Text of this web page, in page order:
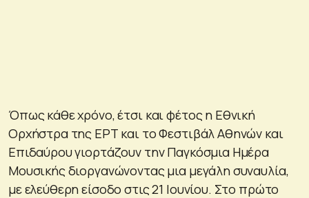
Όπως κάθε χρόνο, έτσι και φέτος η Εθνική
Ορχήστρα της ΕΡΤ και το Φεστιβάλ Αθηνών και
Επιδαύρου γιορτάζουν την Παγκόσμια Ημέρα
Μουσικής διοργανώνοντας μια μεγάλη συναυλία,
με ελεύθερη είσοδο στις 21 Ιουνίου. Στο πρώτο